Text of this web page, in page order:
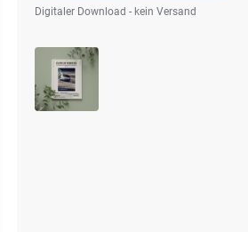
Digitaler Download - kein Versand